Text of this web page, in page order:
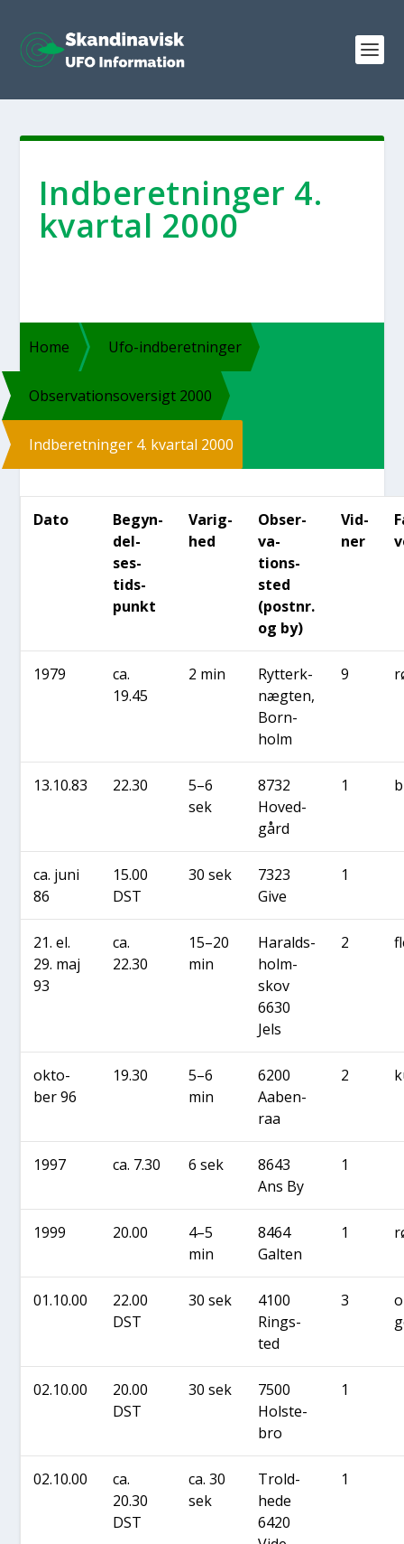
Ind­be­ret­nin­ger 4.
kvar­tal 2000
Home Ufo-ind­­be­ret­­nin­­ger
Obser­va­tions­over­sigt 2000
Ind­be­ret­nin­ger 4. kvar­tal 2000
Dato
Begyn­
del-
ses­
tids­
punkt
Varig­
hed
Obser­
va­
tions­
sted
(post­nr.
og by)
Vid­
ner
1979
ca.
19.45
2 min
Ryt­ter­k­
næg­ten,
Born­
holm
9
13.10.83 22.30
5–6
sek
8732
Hoved­
gård
1
ca. juni
86
15.00
DST
30 sek
7323
Give
1
21. el.
29. maj
93
ca.
22.30
15–20
min
Haralds­
holm­
skov
6630
Jels
2
okto­
ber 96
19.30
5–6
min
6200
Aaben­
raa
2
1997 ca. 7.30 6 sek
8643
Ans By
1
1999 20.00
4–5
min
8464
Gal­ten
1
01.10.00
22.00
DST
30 sek
4100
Ring­s­
ted
3
02.10.00
20.00
DST
30 sek
7500
Holste­
bro
1
02.10.00
ca.
20.30
DST
ca. 30
sek
Trold­
he­de
6420
1